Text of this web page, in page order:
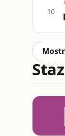
10